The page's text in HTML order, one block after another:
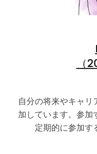
（
自分の将来やキャ
加しています。参加
定期的に参加す